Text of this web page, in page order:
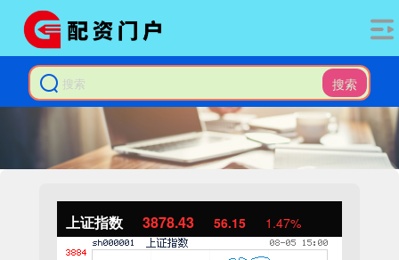
搜索
上证指数 3878.43 56.15 1.47%